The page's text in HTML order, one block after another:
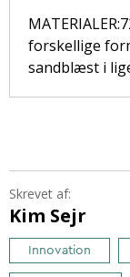
forskellige
sandblæst i
Skrevet af:
Kim Sejr
Innovation